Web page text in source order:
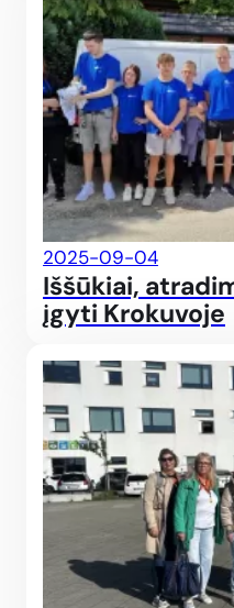
2025-09-04
Iššūkiai,
įgyti Krokuvoje